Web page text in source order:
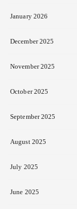
January 2026
December 2025
November 2025
October 2025
September 2025
August 2025
July 2025
June 2025